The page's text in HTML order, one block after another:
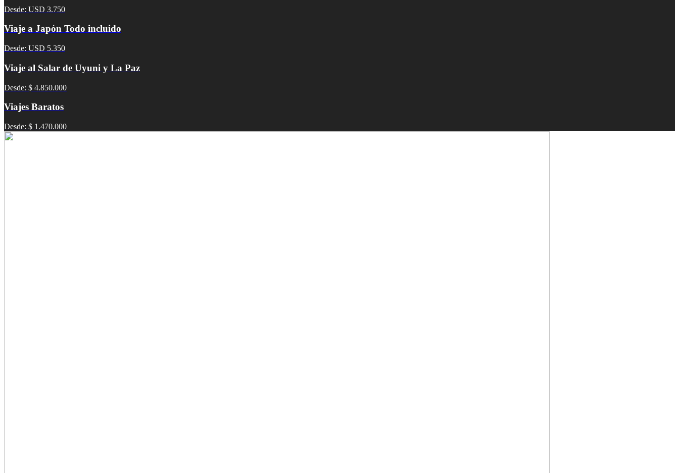
Desde: USD 3.750
Viaje a Japón Todo incluido
Desde: USD 5.350
Viaje al Salar de Uyuni y La Paz
Desde: $ 4.850.000
Viajes Baratos
Desde: $ 1.470.000